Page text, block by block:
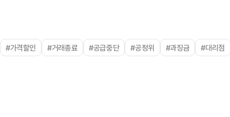
#가격할인 #거래종료 #공급중단 #공정위 #과징금 #대리점